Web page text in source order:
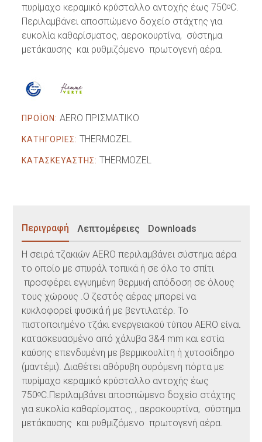
πυρίμαχο κεραμικό κρύσταλλο αντοχής έως 750οC.
Περιλαμβάνει αποσπώμενο δοχείο στάχτης για
ευκολία καθαρίσματος, αεροκουρτίνα, σύστημα
μετάκαυσης και ρυθμιζόμενο πρωτογενή αέρα.
ΠΡΟΪΟΝ: AERO ΠΡΙΣΜΑΤΙΚΟ
ΚΑΤΗΓΟΡΙΕΣ: THERMOZEL
ΚΑΤΑΣΚΕΥΑΣΤΗΣ: THERMOZEL
Περιγραφή Λεπτομέρειες Downloads
H σειρά τζακιών AERO περιλαμβάνει σύστημα αέρα
το οποίο με σπυράλ τοπικά ή σε όλο το σπίτι
προσφέρει εγγυημένη θερμική απόδοση σε όλους
τους χώρους .Ο ζεστός αέρας μπορεί να
κυκλοφορεί φυσικά ή με βεντιλατέρ. Το
πιστοποιημένο τζάκι ενεργειακού τύπου AERO είναι
κατασκευασμένο από χάλυβα 3&4 mm και εστία
καύσης επενδυμένη με βερμικουλίτη ή χυτοσίδηρο
(μαντέμι). Διαθέτει αθόρυβη συρόμενη πόρτα με
πυρίμαχο κεραμικό κρύσταλλο αντοχής έως
750οC.Περιλαμβάνει αποσπώμενο δοχείο στάχτης
για ευκολία καθαρίσματος, , αεροκουρτίνα, σύστημα
μετάκαυσης και ρυθμιζόμενο πρωτογενή αέρα.